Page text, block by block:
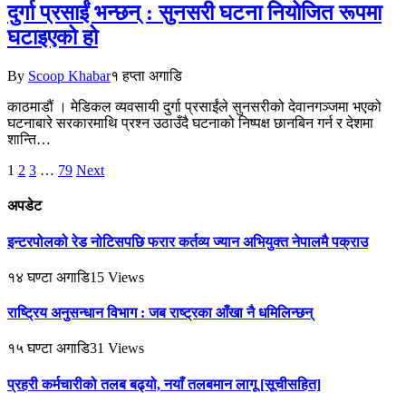
दुर्गा प्रसाईं भन्छन् : सुनसरी घटना नियोजित रूपमा
घटाइएको हो
By Scoop Khabar१ हप्ता अगाडि
काठमाडौं । मेडिकल व्यवसायी दुर्गा प्रसाईंले सुनसरीको देवानगञ्जमा भएको
घटनाबारे सरकारमाथि प्रश्न उठाउँदै घटनाको निष्पक्ष छानबिन गर्न र देशमा
शान्ति…
1 2 3 … 79 Next
अपडेट
इन्टरपोलको रेड नोटिसपछि फरार कर्तव्य ज्यान अभियुक्त नेपालमै पक्राउ
१४ घण्टा अगाडि15 Views
राष्ट्रिय अनुसन्धान विभाग : जब राष्ट्रका आँखा नै धमिलिन्छन्
१५ घण्टा अगाडि31 Views
प्रहरी कर्मचारीको तलब बढ्यो, नयाँ तलबमान लागू [सूचीसहित]